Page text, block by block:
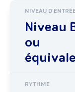
NIVEAU D'ENTRÉE
Niveau
ou
RYTHME